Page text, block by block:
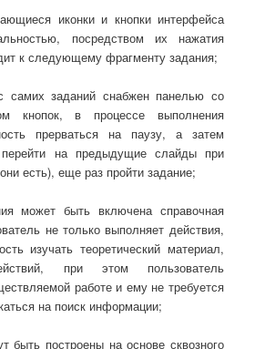
иконки и кнопки интерфейса
посредством их нажатия
к следующему фрагменту задания;
заданий снабжен панелью со
кнопок, в процессе выполнения
прерваться на паузу, а затем
перейти на предыдущие слайды при
есть), еще раз пройти задание;
быть включена справочная
не только выполняет действия,
изучать теоретический материал,
при этом пользователь
работе и ему не требуется
на поиск информации;
построены на основе сквозного